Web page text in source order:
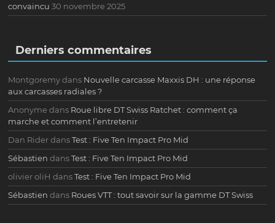
convaincu 30 novembre 2025
Derniers commentaires
Montgoremydans Nouvelle carcasse Maxxis DH : une réponse
aux carcasses radiales ?
Anonyme dans Roue libre DT Swiss Ratchet : comment ça
marche et comment l’entretenir
Dan RiderdansTest : Five Ten Impact Pro Mid
Sébastien dansTest : Five Ten Impact Pro Mid
olivier oliH dansTest : Five Ten Impact Pro Mid
Sébastien dans Roues VTT : tout savoir sur la gamme DT Swiss